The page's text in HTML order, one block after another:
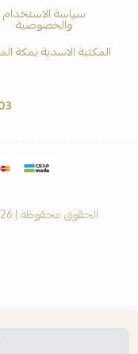
سياسة الاستخدام
والخصوصية
المكتبة الاسدية بمكة
الحقوق محفوظة | 2026